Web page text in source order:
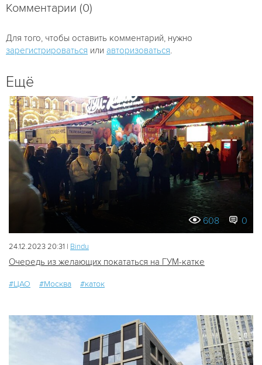
Комментарии (0)
Для того, чтобы оставить комментарий, нужно
зарегистрироваться или авторизоваться
Ещё
608 0
24.12.2023 20:31 | Bindu
Очередь из желающих покататься на ГУМ-катке
#ЦАО #Москва #каток